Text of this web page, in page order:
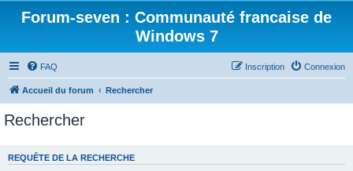
Forum-seven : Communauté francaise de
Windows 7
FAQ Connexion
Inscription
Accueil du forum Rechercher
Rechercher
REQUÊTE DE LA RECHERCHE